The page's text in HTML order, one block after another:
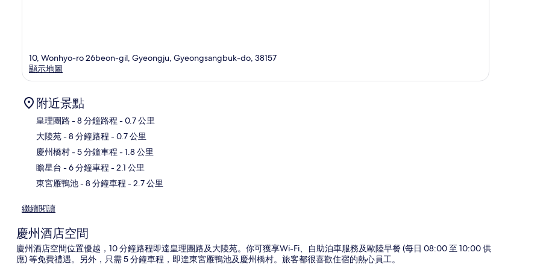
10, Wonhyo-ro 26beon-gil, Gyeongju, Gyeongsangbuk-do, 38157
顯示地圖
附近景點
皇理團路 - 8 分鐘路程 - 0.7 公里
大陵苑- 8 分鐘路程 - 0.7 公里
慶州橋村- 5 分鐘車程 - 1.8 公里
瞻星台 - 6 分鐘車程 - 2.1 公里
東宮雁鴨池- 8 分鐘車程 - 2.7 公里
繼續閱讀
慶州酒店空間
慶州酒店空間位置優越，10 分鐘路程即達皇理團路及大陵苑。你可獲享Wi-Fi、自助泊車服務及歐陸早餐 (每日 08:00 至 10:00 供
應) 等免費禮遇。另外，只需 5 分鐘車程，即達東宮雁鴨池及慶州橋村。旅客都很喜歡住宿的熱心員工。